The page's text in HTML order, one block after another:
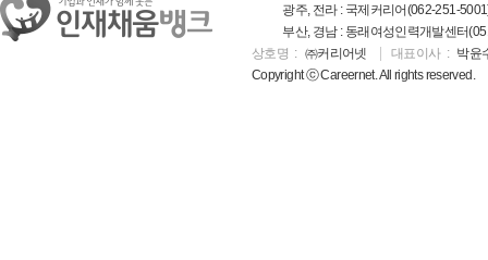
광주, 전라 : 국제커리어(062-251-
부산, 경남 : 동래여성인력개발센터
상호명
㈜커리어넷 대표이사
박윤
Copyright ⓒ Careernet. All rights reserved.